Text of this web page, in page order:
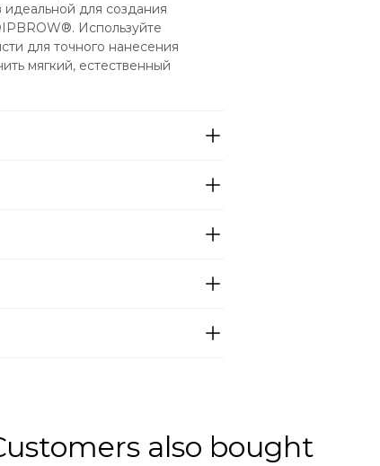
для создания
Используйте
для точного нанесения
мягкий, естественный
also bought